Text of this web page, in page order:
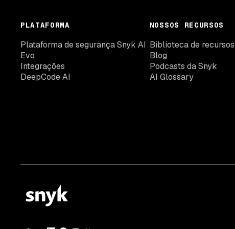
PLATAFORMA
Plataforma de segurança Snyk AI
Evo
Integrações
DeepCode AI
NOSSOS RECURSOS
Biblioteca de recursos
Blog
Podcasts da Snyk
AI Glossary